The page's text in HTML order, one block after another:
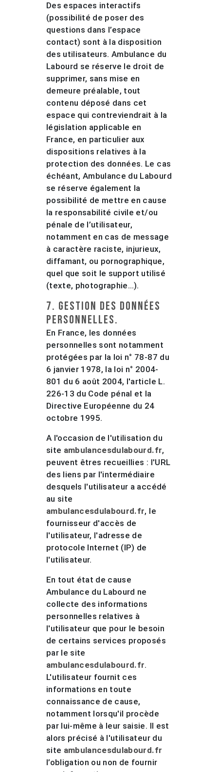
Des espaces interactifs
(possibilité de poser des
questions dans l’espace
contact) sont à la disposition
des utilisateurs. Ambulance du
Labourd se réserve le droit de
supprimer, sans mise en
demeure préalable, tout
contenu déposé dans cet
espace qui contreviendrait à la
législation applicable en
France, en particulier aux
dispositions relatives à la
protection des données. Le cas
échéant, Ambulance du Labourd
se réserve également la
possibilité de mettre en cause
la responsabilité civile et/ou
pénale de l’utilisateur,
notamment en cas de message
à caractère raciste, injurieux,
diffamant, ou pornographique,
quel que soit le support utilisé
(texte, photographie…).
7. Gestion des données
personnelles.
En France, les données
personnelles sont notamment
protégées par la loi n° 78-87 du
6 janvier 1978, la loi n° 2004-
801 du 6 août 2004, l'article L.
226-13 du Code pénal et la
Directive Européenne du 24
octobre 1995.
A l'occasion de l'utilisation du
site ambulancesdulabourd.fr,
peuvent êtres recueillies : l'URL
des liens par l'intermédiaire
desquels l'utilisateur a accédé
au site
ambulancesdulabourd.fr, le
fournisseur d'accès de
l'utilisateur, l'adresse de
protocole Internet (IP) de
l'utilisateur.
En tout état de cause
Ambulance du Labourd ne
collecte des informations
personnelles relatives à
l'utilisateur que pour le besoin
de certains services proposés
par le site
ambulancesdulabourd.fr.
L'utilisateur fournit ces
informations en toute
connaissance de cause,
notamment lorsqu'il procède
par lui-même à leur saisie. Il est
alors précisé à l'utilisateur du
site ambulancesdulabourd.fr
l’obligation ou non de fournir